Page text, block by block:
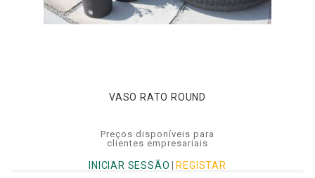
VASO RATO ROUND
Preços disponíveis para
clientes empresariais
INICIAR SESSÃO |REGISTAR